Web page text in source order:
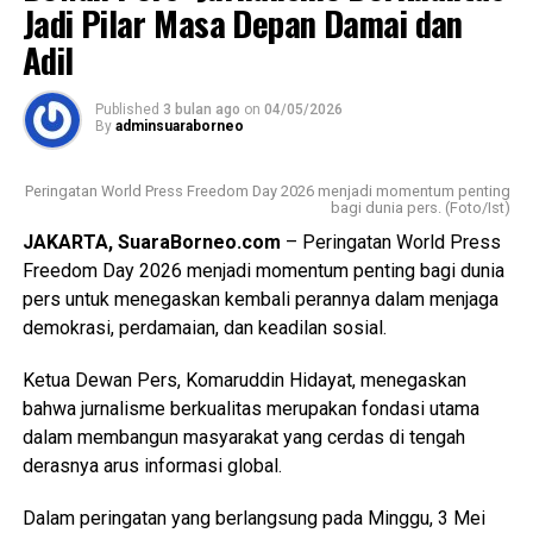
Penilaian dilakukan secara komprehensif terhadap
pengalaman nasabah pada berbagai titik interaksi layanan,
mulai dari kantor cabang, ATM, call center, website, email,
live chat, SMS Banking, hingga kanal digital lainnya.
Pada ajang tersebut, Bank Kalsel berhasil meraih
Consecutive Years (2021–2025) – Golden Award
• The 2nd Best Region Bank in Service Excellence 2026 –
Overall Walk In Channel and Digital Channel
• The Best Region Bank in Excellence Website
• The 2nd Best Region Bank in Excellence Satpam
• The 2nd Best Region Bank in Excellence Convenient
Branch Experience
• The 2nd Best Region Bank in Excellence ATM
• The 2nd Best Region Bank in Excellence Live Chat
Jadi Pilar Masa Depan Damai dan
Adil
Published 3 bulan ago on 04/05/2026
By adminsuaraborneo
Peringatan World Press Freedom Day 2026 menjadi momentum penting
bagi dunia pers. (Foto/Ist)
JAKARTA, SuaraBorneo.com – Peringatan World Press
Freedom Day 2026 menjadi momentum penting bagi dunia
pers untuk menegaskan kembali perannya dalam menjaga
demokrasi, perdamaian, dan keadilan sosial.
Ketua Dewan Pers, Komaruddin Hidayat, menegaskan
bahwa jurnalisme berkualitas merupakan fondasi utama
dalam membangun masyarakat yang cerdas di tengah
derasnya arus informasi global.
Dalam peringatan yang berlangsung pada Minggu, 3 Mei